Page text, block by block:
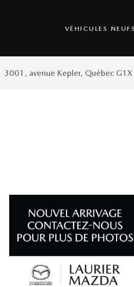
VÉHICULES NEUFS
3001, avenue Kepler, Québec